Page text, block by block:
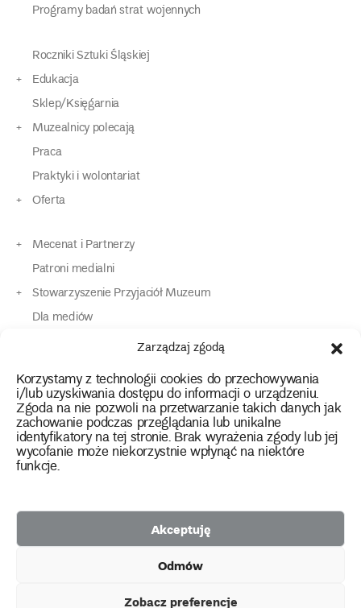
Zarządzaj zgodą
Korzystamy z technologii cookies do przechowywania
i/lub uzyskiwania dostępu do informacji o urządzeniu.
Zgoda na nie pozwoli na przetwarzanie takich danych jak
zachowanie podczas przeglądania lub unikalne
identyfikatory na tej stronie. Brak wyrażenia zgody lub jej
wycofanie może niekorzystnie wpłynąć na niektóre
funkcje.
Akceptuję
Odmów
Zobacz preferencje
Programy badań strat wojennych
Roczniki Sztuki Śląskiej
Edukacja
Sklep/Księgarnia
Muzealnicy polecają
Praca
Praktyki i wolontariat
Oferta
Mecenat i Partnerzy
Patroni medialni
Stowarzyszenie Przyjaciół Muzeum
Dla mediów
Dla osób o specjalnych potrzebach
Kontakt
instagram
twitterfacebookyoutube
tiktok
2026 Copyright by Muzeum Narodowe we Wrocławiu
Polityka prywatności
Etnograficznego
Facebook
Racławickiej
facebook
Przyjaciół